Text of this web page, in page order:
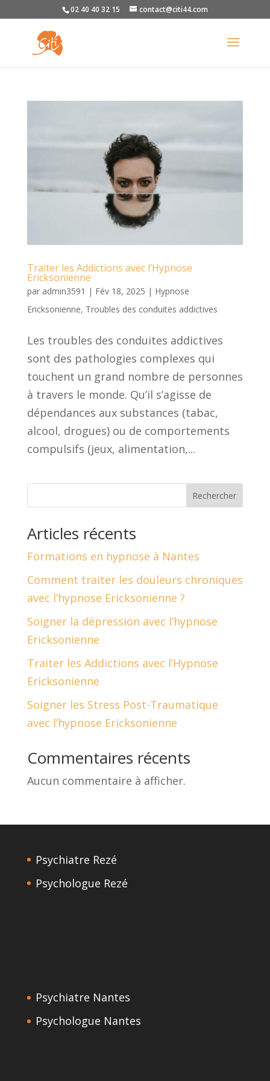
02 40 40 32 15 contact@citi44.com
Traiter les Addictions avec l’Hypnose
Ericksonienne
par admin3591 | Fév 18, 2025 | Hypnose
Ericksonienne, Troubles des conduites addictives
Les troubles des conduites addictives
sont des pathologies complexes qui
touchent un grand nombre de personnes
à travers le monde. Qu’il s’agisse de
dépendances aux substances (tabac,
alcool, drogues) ou de comportements
compulsifs (jeux, alimentation,...
Rechercher
Articles récents
Formations en hypnose à Nantes
Comment traiter les douleurs chroniques
avec l’hypnose Ericksonienne ?
Soigner la dépression avec l’hypnose
Ericksonienne
Traiter les Addictions avec l’Hypnose
Ericksonienne
Soigner les Stress Post-Traumatique
avec l’hypnose Ericksonienne
Commentaires récents
Aucun commentaire à afficher.
Psychiatre Rezé
Psychologue Rezé
Psychiatre Nantes
Psychologue Nantes